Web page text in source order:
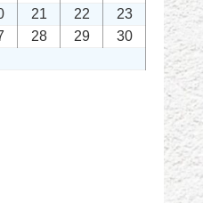
21 22
23
28 29
30